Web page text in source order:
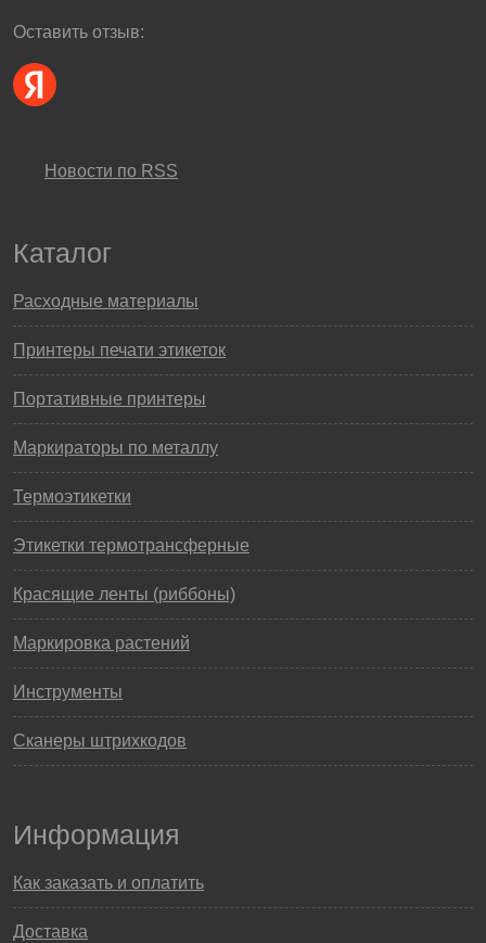
Оставить отзыв:
Новости по RSS
Каталог
Расходные материалы
Принтеры печати этикеток
Портативные принтеры
Маркираторы по металлу
Термоэтикетки
Этикетки термотрансферные
Красящие ленты (риббоны)
Маркировка растений
Инструменты
Сканеры штрихкодов
Информация
Как заказать и оплатить
Доставка